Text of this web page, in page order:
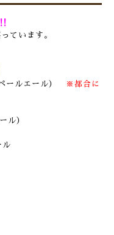
ています。
ールエール）
※都合に
ル）
ル